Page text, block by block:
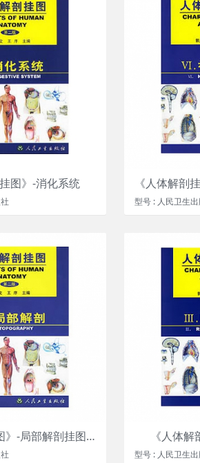
图》-消化系统
型号 : 人民卫生
《人体解剖挂图》-局部解剖挂图（67张） 《人体
型号 : 人民卫生